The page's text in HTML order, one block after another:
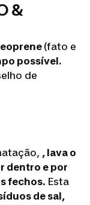
&
(fato e
possível.
de
, lava o
dentro e por
fechos. Esta
de sal,